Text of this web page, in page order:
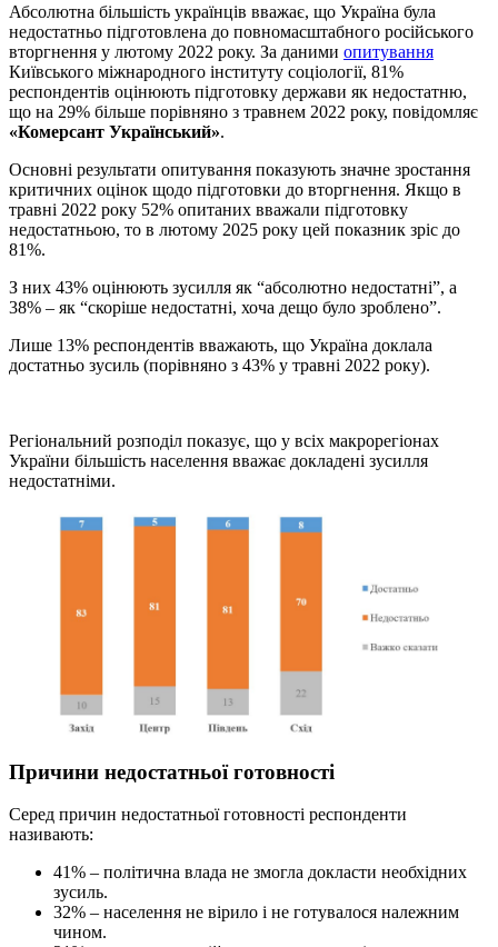
Абсолютна більшість українців вважає, що Україна була
недостатньо підготовлена до повномасштабного російського
вторгнення у лютому 2022 року. За даними опитування
Київського міжнародного інституту соціології, 81%
респондентів оцінюють підготовку держави як недостатню,
що на 29% більше порівняно з травнем 2022 року, повідомляє
«Комерсант Український».
Основні результати опитування показують значне зростання
критичних оцінок щодо підготовки до вторгнення. Якщо в
травні 2022 року 52% опитаних вважали підготовку
недостатньою, то в лютому 2025 року цей показник зріс до
81%.
З них 43% оцінюють зусилля як “абсолютно недостатні”, а
38% – як “скоріше недостатні, хоча дещо було зроблено”.
Лише 13% респондентів вважають, що Україна доклала
достатньо зусиль (порівняно з 43% у травні 2022 року).
Регіональний розподіл показує, що у всіх макрорегіонах
України більшість населення вважає докладені зусилля
недостатніми.
Причини недостатньої готовності
Серед причин недостатньої готовності респонденти
називають:
41% – політична влада не змогла докласти необхідних
зусиль.
32% – населення не вірило і не готувалося належним
чином.